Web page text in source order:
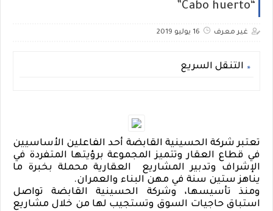
“Cabo huerto”
غير معرف 16 يوليو 2019
التنقل السريع
تعتبر شركة الحسينية القابضة أحد الفاعلين الأساسيين
في قطاع العقار وتتميز المجموعة برؤيتها المتفردة في
الإشراف وتدبير المشاريع
العقارية محملة بخبرة ما
يناهز ستين سنة في مهن البناء والعمران.
ومنذ تأسيسها، وشركة الحسينية القابضة تواصل
استباق حاجيات السوق وتستجيب لها من خلال مشاريع